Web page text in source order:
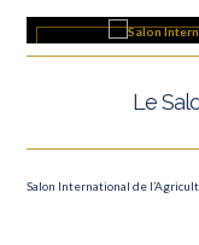
Le
Salon International de